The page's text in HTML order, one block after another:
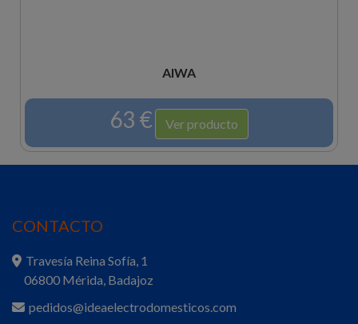
AIWA
63 € Ver producto
CONTACTO
Travesía Reina Sofía, 1
06800 Mérida, Badajoz
pedidos@ideaelectrodomesticos.com